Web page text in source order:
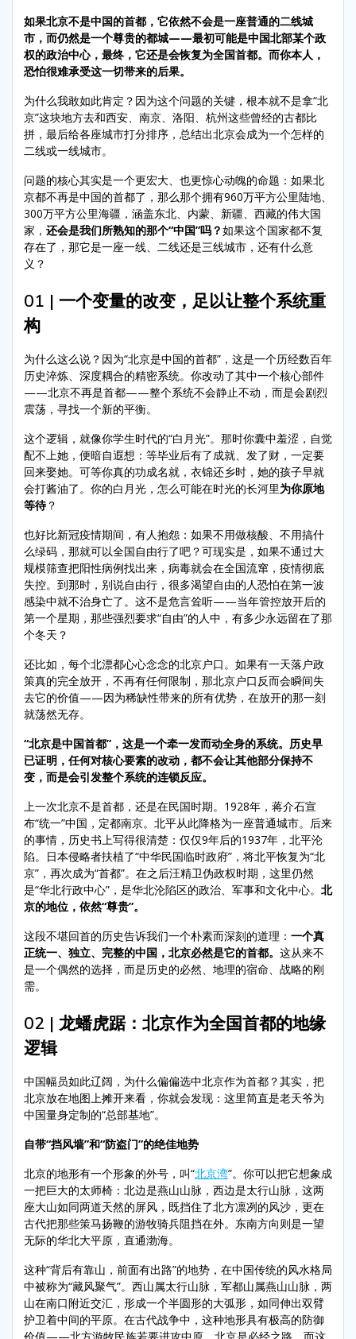
如果北京不是中国的首都，它依然不会是一座普通的二线城
市，而仍然是一个尊贵的都城——最初可能是中国北部某个政
权的政治中心，最终，它还是会恢复为全国首都。而你本人，
恐怕很难承受这一切带来的后果。
为什么我敢如此肯定？因为这个问题的关键，根本就不是拿“北
京”这块地方去和西安、南京、洛阳、杭州这些曾经的古都比
拼，最后给各座城市打分排序，总结出北京会成为一个怎样的
二线或一线城市。
问题的核心其实是一个更宏大、也更惊心动魄的命题：如果北
京都不再是中国的首都了，那么那个拥有960万平方公里陆地、
300万平方公里海疆，涵盖东北、内蒙、新疆、西藏的伟大国
家， 还会是我们所熟知的那个“中国”吗？如果这个国家都不复
存在了，那它是一座一线、二线还是三线城市，还有什么意
义？
01 | 一个变量的改变，足以让整个系统重
构
为什么这么说？因为“北京是中国的首都”，这是一个历经数百年
历史淬炼、深度耦合的精密系统。你改动了其中一个核心部件
——北京不再是首都——整个系统不会静止不动，而是会剧烈
震荡，寻找一个新的平衡。
这个逻辑，就像你学生时代的“白月光”。那时你囊中羞涩，自觉
配不上她，便暗自遐想：等毕业后有了成就、发了财，一定要
回来娶她。可等你真的功成名就，衣锦还乡时，她的孩子早就
会打酱油了。你的白月光，怎么可能在时光的长河里为你原地
等待？
也好比新冠疫情期间，有人抱怨：如果不用做核酸、不用搞什
么绿码，那就可以全国自由行了吧？可现实是，如果不通过大
规模筛查把阳性病例找出来，病毒就会在全国流窜，疫情彻底
失控。到那时，别说自由行，很多渴望自由的人恐怕在第一波
感染中就不治身亡了。这不是危言耸听——当年管控放开后的
第一个星期，那些强烈要求“自由”的人中，有多少永远留在了那
个冬天？
还比如，每个北漂都心心念念的北京户口。如果有一天落户政
策真的完全放开，不再有任何限制，那北京户口反而会瞬间失
去它的价值——因为稀缺性带来的所有优势，在放开的那一刻
就荡然无存。
“北京是中国首都”，这是一个牵一发而动全身的系统。历史早
已证明，任何对核心要素的改动，都不会让其他部分保持不
变，而是会引发整个系统的连锁反应。
上一次北京不是首都，还是在民国时期。1928年，蒋介石宣
布“统一”中国，定都南京。北平从此降格为一座普通城市。后来
的事情，历史书上写得很清楚：仅仅9年后的1937年，北平沦
陷。日本侵略者扶植了“中华民国临时政府”，将北平恢复为“北
京”，再次成为“首都”。在之后汪精卫伪政权时期，这里仍然
是“华北行政中心”，是华北沦陷区的政治、军事和文化中心。 北
京的地位，依然“尊贵”。
这段不堪回首的历史告诉我们一个朴素而深刻的道理： 一个真
正统一、独立、完整的中国，北京必然是它的首都。 这从来不
是一个偶然的选择，而是历史的必然、地理的宿命、战略的刚
需。
02 | 龙蟠虎踞：北京作为全国首都的地缘
逻辑
中国幅员如此辽阔，为什么偏偏选中北京作为首都？其实，把
北京放在地图上摊开来看，你就会发现：这里简直是老天爷为
中国量身定制的“总部基地”。
自带“挡风墙”和“防盗门”的绝佳地势
北京的地形有一个形象的外号，叫“北京湾”。你可以把它想象成
一把巨大的太师椅：北边是燕山山脉，西边是太行山脉，这两
座大山如同两道天然的屏风，既挡住了北方凛冽的风沙，更在
古代把那些策马扬鞭的游牧骑兵阻挡在外。东南方向则是一望
无际的华北大平原，直通渤海。
这种“背后有靠山，前面有出路”的地势，在中国传统的风水格局
中被称为“藏风聚气”。西山属太行山脉，军都山属燕山山脉，两
山在南口附近交汇，形成一个半圆形的大弧形，如同伸出双臂
护卫着中间的平原。在古代战争中，这种地形具有极高的防御
价值——北方游牧民族若要进攻中原，北京是必经之路，而这